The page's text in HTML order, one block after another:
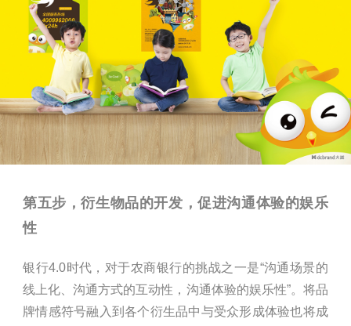
第五步，衍生物品的开发，促进沟通体验的娱乐
性
银行4.0时代，对于农商银行的挑战之一是“沟通场景的
线上化、沟通方式的互动性，沟通体验的娱乐性”。将品
牌情感符号融入到各个衍生品中与受众形成体验也将成